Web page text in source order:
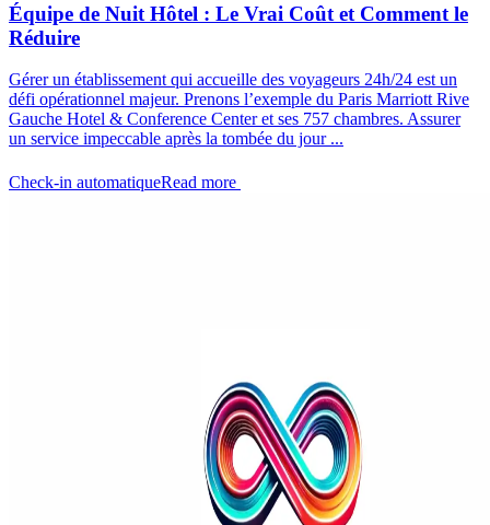
Équipe de Nuit Hôtel : Le Vrai Coût et Comment le
Réduire
Gérer un établissement qui accueille des voyageurs 24h/24 est un
défi opérationnel majeur. Prenons l’exemple du Paris Marriott Rive
Gauche Hotel & Conference Center et ses 757 chambres. Assurer
un service impeccable après la tombée du jour ...
Check-in automatiqueRead more